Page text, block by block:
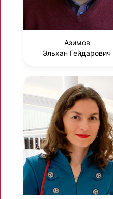
Азимов
Эльхан Гейдарович